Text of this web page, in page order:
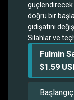
doğru bir
gidişatını
Silahlar ve
Fulmin
$1.59